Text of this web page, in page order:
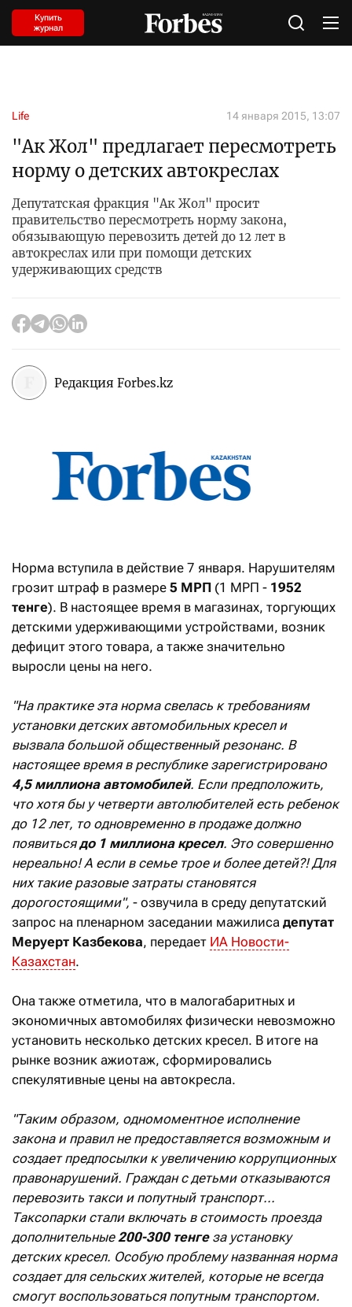
Купить
журнал
Life 14 января 2015, 13:07
"Ак Жол" предлагает пересмотреть
норму о детских автокреслах
Депутатская фракция "Ак Жол" просит
правительство пересмотреть норму закона,
обязывающую перевозить детей до 12 лет в
автокреслах или при помощи детских
удерживающих средств
Редакция Forbes.kz
Норма вступила в действие 7 января. Нарушителям
грозит штраф в размере 5 МРП (1 МРП - 1952
тенге). В настоящее время в магазинах, торгующих
детскими удерживающими устройствами, возник
дефицит этого товара, а также значительно
выросли цены на него.
"На практике эта норма свелась к требованиям
установки детских автомобильных кресел и
вызвала большой общественный резонанс. В
настоящее время в республике зарегистрировано
4,5 миллиона автомобилей. Если предположить,
что хотя бы у четверти автолюбителей есть ребенок
до 12 лет, то одновременно в продаже должно
появитьсядо 1 миллиона кресел. Это совершенно
нереально! А если в семье трое и более детей?! Для
них такие разовые затраты становятся
дорогостоящими", - озвучила в среду депутатский
запрос на пленарном заседании мажилиса депутат
Меруерт Казбекова, передает ИА Новости-
Казахстан.
Она также отметила, что в малогабаритных и
экономичных автомобилях физически невозможно
установить несколько детских кресел. В итоге на
рынке возник ажиотаж, сформировались
спекулятивные цены на автокресла.
"Таким образом, одномоментное исполнение
закона и правил не предоставляется возможным и
создает предпосылки к увеличению коррупционных
правонарушений. Граждан с детьми отказываются
перевозить такси и попутный транспорт...
Таксопарки стали включать в стоимость проезда
дополнительные200-300 тенге за установку
детских кресел. Особую проблему названная норма
создает для сельских жителей, которые не всегда
смогут воспользоваться попутным транспортом.